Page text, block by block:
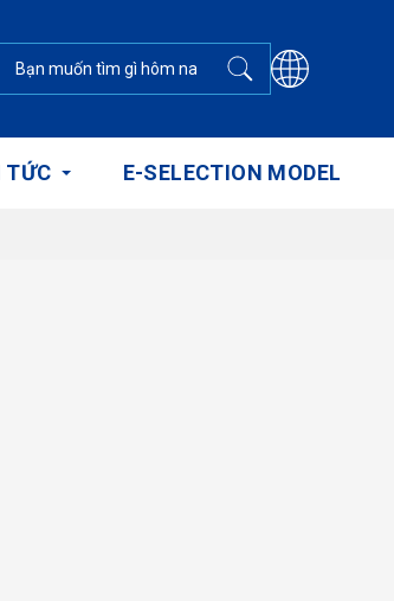
TỨC E-SELECTION MODEL